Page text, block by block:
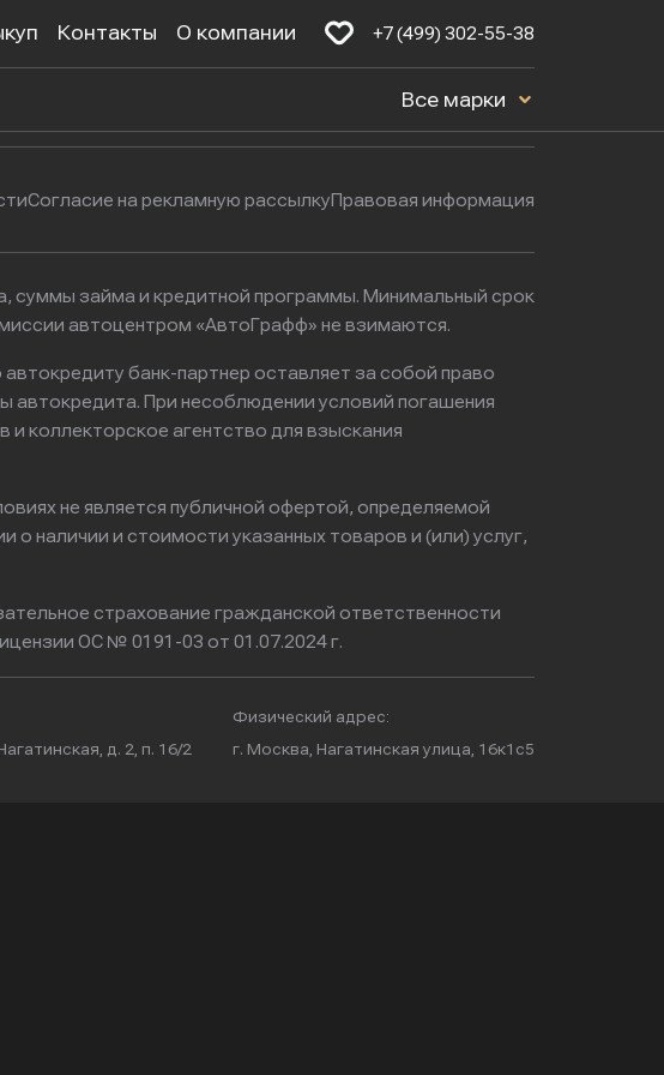
Контакты О компании +7 (499) 302-55-38
Все марки
Выходные: с 9:00 до 22:00
Согласие на рекламную рассылкуПравовая информация
суммы займа и кредитной программы. Минимальный срок
автоцентром «АвтоГрафф» не взимаются.
банк-партнер оставляет за собой право
автокредита. При несоблюдении условий погашения
коллекторское агентство для взыскания
не является публичной офертой, определяемой
наличии и стоимости указанных товаров и (или) услуг,
страхование гражданской ответственности
ОС № 0191-03 от 01.07.2024 г.
д. 2, п. 16/2
Физический адрес:
г. Москва, Нагатинская улица, 16к1с5